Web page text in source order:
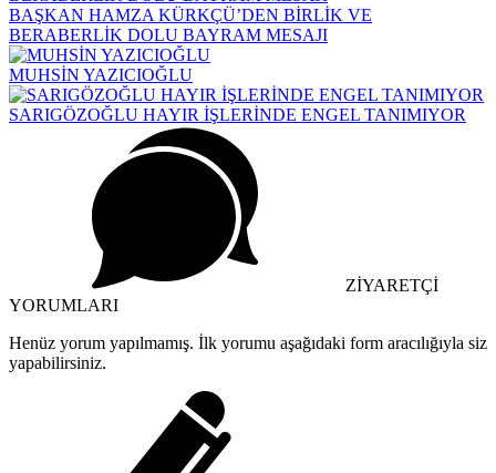
BAŞKAN HAMZA KÜRKÇÜ’DEN BİRLİK VE
BERABERLİK DOLU BAYRAM MESAJI
MUHSİN YAZICIOĞLU
SARIGÖZOĞLU HAYIR İŞLERİNDE ENGEL TANIMIYOR
ZİYARETÇİ
YORUMLARI
Henüz yorum yapılmamış. İlk yorumu aşağıdaki form aracılığıyla siz
yapabilirsiniz.